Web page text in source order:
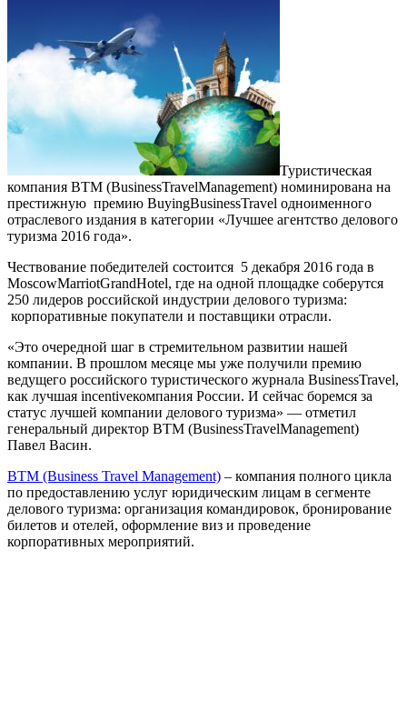
Туристическая
компания BTM (BusinessTravelManagement) номинирована на
престижную премию BuyingBusinessTravel одноименного
отраслевого издания в категории «Лучшее агентство делового
туризма 2016 года».
Чествование победителей состоится 5 декабря 2016 года в
MoscowMarriotGrandHotel, где на одной площадке соберутся
250 лидеров российской индустрии делового туризма:
корпоративные покупатели и поставщики отрасли.
«Это очередной шаг в стремительном развитии нашей
компании. В прошлом месяце мы уже получили премию
ведущего российского туристического журнала BusinessTravel,
как лучшая incentiveкомпания России. И сейчас боремся за
статус лучшей компании делового туризма» — отметил
генеральный директор BTM (BusinessTravelManagement)
Павел Васин.
BTM (Business Travel Management) – компания полного цикла
по предоставлению услуг юридическим лицам в сегменте
делового туризма: организация командировок, бронирование
билетов и отелей, оформление виз и проведение
корпоративных мероприятий.